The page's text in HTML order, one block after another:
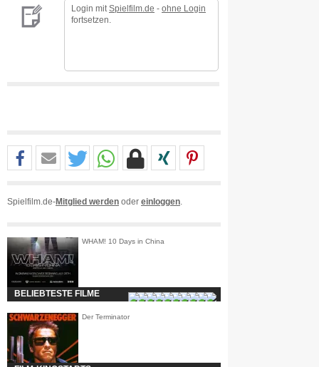
Login mit Spielfilm.de - ohne Login
fortsetzen.
Spielfilm.de-Mitglied werden oder einloggen
WHAM! 10 Days in China
BELIEBTESTE FILME
Der Terminator